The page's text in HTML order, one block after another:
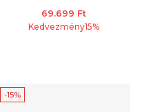
69.699 Ft
Kedvezmény15%
-15%